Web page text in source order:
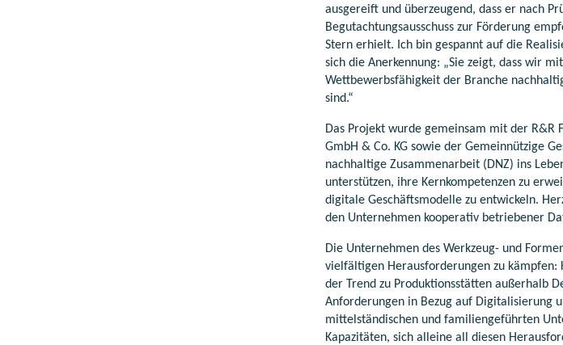
ausgereift und überzeugend, dass er nach
Begutachtungsausschuss zur Förderung
Stern erhielt. Ich bin gespannt auf die
sich die Anerkennung: „Sie zeigt, dass wir
Wettbewerbsfähigkeit der Branche
sind.“
Das Projekt wurde gemeinsam mit der R&R
GmbH & Co. KG sowie der Gemeinnützige
nachhaltige Zusammenarbeit (DNZ) ins
unterstützen, ihre Kernkompetenzen zu
digitale Geschäftsmodelle zu entwickeln.
den Unternehmen kooperativ betriebener
Die Unternehmen des Werkzeug- und
vielfältigen Herausforderungen zu kämpfen:
der Trend zu Produktionsstätten außerhalb
Anforderungen in Bezug auf Digitalisierung
mittelständischen und familiengeführten
Kapazitäten, sich alleine all diesen